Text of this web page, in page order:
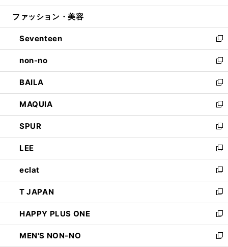
開
ウ
開
く
ン
ウ
で
開
く
ウ
ン
ド
ウ
で
開
く
ファッション・美容
Seventeen
新
し
い
ウ
ィ
ン
ド
ウ
で
開
く
non-no
新
し
い
ウ
ィ
ン
ド
ウ
で
開
く
BAILA
新
し
い
ウ
ィ
ン
ド
ウ
で
開
く
MAQUIA
新
し
い
ウ
ィ
ン
ド
ウ
で
開
く
SPUR
新
し
い
ウ
ィ
ン
ド
ウ
で
開
く
LEE
新
し
い
ウ
ィ
ン
ド
ウ
で
eclat
新
し
い
ウ
ィ
ン
ド
T JAPAN
新
し
い
ウ
ィ
HAPPY PLUS ONE
新
し
い
MEN'S NON-NO
新